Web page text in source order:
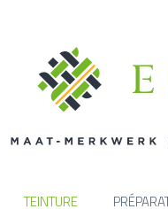
TEINTURE